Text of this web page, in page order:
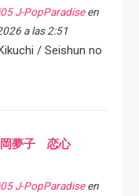
J-PopParadiseen
a las 2:51
/ Seishun no
岡夢子 恋心
J-PopParadiseen